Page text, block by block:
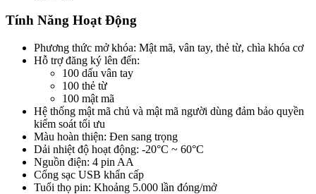
Giới thiệu CEO
Tính Năng Hoạt Động
Phương thức mở khóa: Mật mã, vân tay, thẻ từ, chìa khóa cơ
Hỗ trợ đăng ký lên đến:
100 dấu vân tay
100 thẻ từ
100 mật mã
Hệ thống mật mã chủ và mật mã người dùng đảm bảo quyền
kiểm soát tối ưu
Màu hoàn thiện: Đen sang trọng
Dải nhiệt độ hoạt động: -20°C ~ 60°C
Nguồn điện: 4 pin AA
Cổng sạc USB khẩn cấp
Tuổi thọ pin: Khoảng 5.000 lần đóng/mở